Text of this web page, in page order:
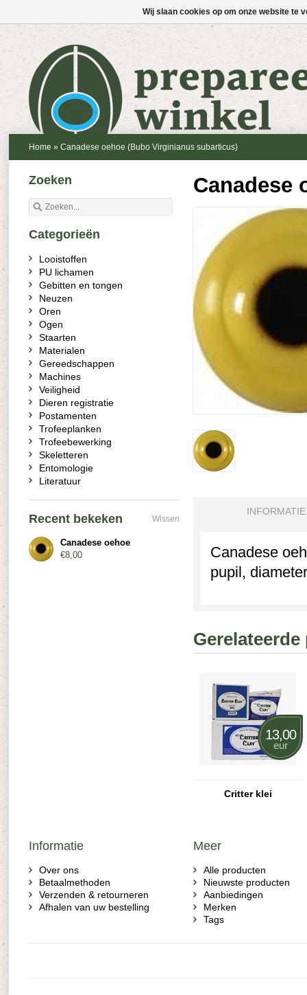
Home » Canadese oehoe (Bubo Virginianus subarticus)
Canadese
INFORMATIE
Canadese
pupil,
13,00
eur
Critter klei
Zoeken
Categorieën
Looistoffen
PU lichamen
Gebitten en tongen
Neuzen
Oren
Ogen
Staarten
Materialen
Gereedschappen
Machines
Veiligheid
Dieren registratie
Postamenten
Trofeeplanken
Trofeebewerking
Skeletteren
Entomologie
Literatuur
Recent bekeken Wissen
Canadese oehoe
€8,00
Informatie
Over ons
Betaalmethoden
Verzenden & retourneren
Afhalen van uw bestelling
Meer
Alle producten
Nieuwste producten
Aanbiedingen
Merken
Tags
Wij slaan cookies op om onze website te